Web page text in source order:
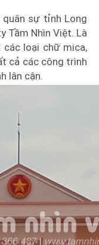
quân sự tỉnh Long
Tầm Nhìn Việt. Là
các loại chữ mica,
cả các công trình
lân cận.